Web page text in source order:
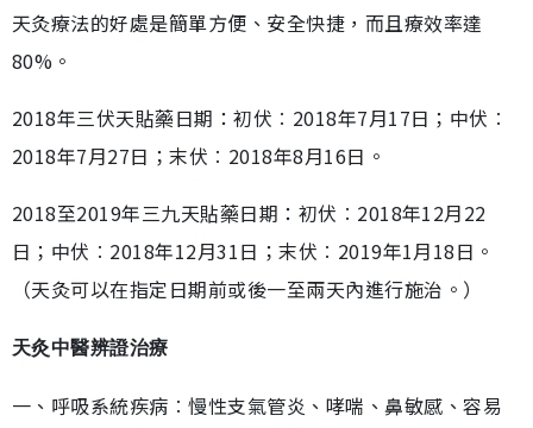
天灸療法的好處是簡單方便、安全快捷，而且療效率達
80%。
2018年三伏天貼藥日期：初伏︰2018年7月17日；中伏︰
2018年7月27日；末伏︰2018年8月16日。
2018至2019年三九天貼藥日期：初伏︰2018年12月22
日；中伏︰2018年12月31日；末伏︰2019年1月18日。
（天灸可以在指定日期前或後一至兩天內進行施治。）
天灸中醫辨證治療
一、呼吸系統疾病︰慢性支氣管炎、哮喘、鼻敏感、容易